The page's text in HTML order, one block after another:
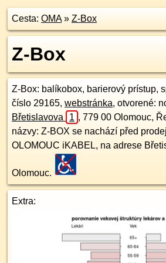
Cesta: OMA» Z-Box
Z-Box
Z-Box: balíkobox, barierový prístup,
číslo 29165, webstránka, otvorené:
Břetislavova
1 , 779 00 Olomouc,
názvy: Z-BOX se nachází před
OLOMOUC iKABEL, na adrese
Olomouc.
Extra: